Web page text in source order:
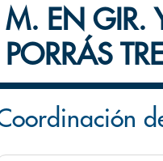
M. EN GIR.
PORRÁS